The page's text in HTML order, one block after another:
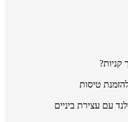
קניות?
טיסות
עם עצירת ביניים